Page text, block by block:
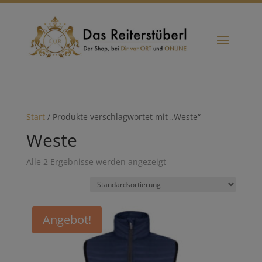
Start/ Produkte verschlagwortet mit „Weste“
Weste
Alle 2 Ergebnisse werden angezeigt
Angebot!